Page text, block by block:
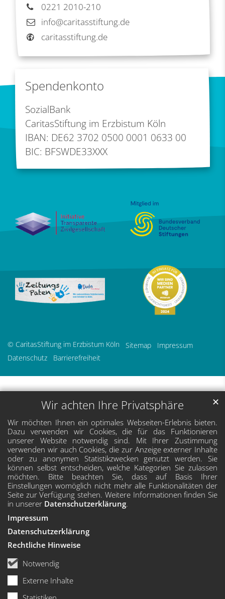
Wir achten Ihre Privatsphäre
Wir möchten Ihnen ein optimales Webseiten-Erlebnis bieten.
Dazu verwenden wir Cookies, die für das Funktionieren
unserer Website notwendig sind. Mit Ihrer Zustimmung
verwenden wir auch Cookies, die zur Anzeige externer Inhalte
oder zu anonymen Statistikzwecken genutzt werden. Sie
können selbst entscheiden, welche Kategorien Sie zulassen
möchten. Bitte beachten Sie, dass auf Basis Ihrer
Einstellungen womöglich nicht mehr alle Funktionalitäten der
Seite zur Verfügung stehen. Weitere Informationen finden Sie
in unserer Datenschutzerklärung.
Notwendig
Externe Inhalte
✕
Impressum
Datenschutzerklärung
Rechtliche Hinweise
0221 2010-210
info@caritasstiftung.de
caritasstiftung.de
Spendenkonto
SozialBank
CaritasStiftung im Erzbistum Köln
IBAN: DE62 3702 0500 0001 0633 00
BIC: BFSWDE33XXX
© CaritasStiftung im Erzbistum Köln Sitemap
Impressum
Datenschutz
Barrierefreiheit